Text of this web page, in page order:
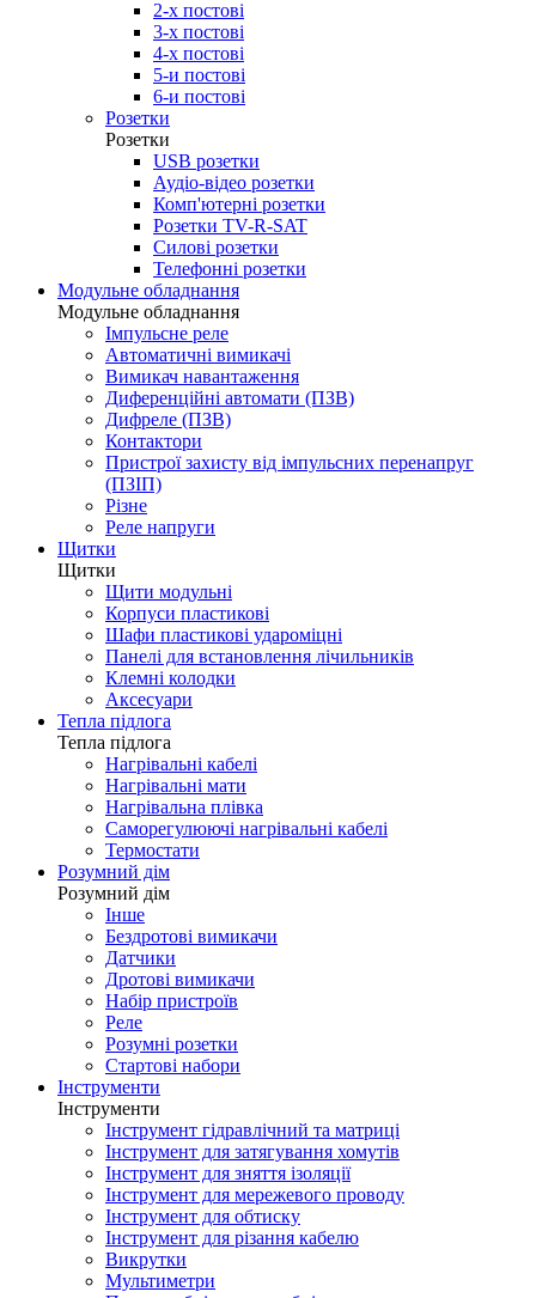
2-х постові
3-х постові
4-х постові
5-и постові
6-и постові
Розетки
Розетки
USB розетки
Аудіо-відео розетки
Комп'ютерні розетки
Розетки TV-R-SAT
Силові розетки
Телефонні розетки
Модульне обладнання
Модульне обладнання
Імпульсне реле
Автоматичні вимикачі
Вимикач навантаження
Диференційні автомати (ПЗВ)
Дифреле (ПЗВ)
Контактори
Пристрої захисту від імпульсних перенапруг
(ПЗІП)
Різне
Реле напруги
Щитки
Щитки
Щити модульні
Корпуси пластикові
Шафи пластикові удароміцні
Панелі для встановлення лічильників
Клемні колодки
Аксесуари
Тепла підлога
Тепла підлога
Нагрівальні кабелі
Нагрівальні мати
Нагрівальна плівка
Саморегулюючі нагрівальні кабелі
Термостати
Розумний дім
Розумний дім
Інше
Бездротові вимикачи
Датчики
Дротові вимикачи
Набір пристроїв
Реле
Розумні розетки
Стартові набори
Інструменти
Інструменти
Інструмент гідравлічний та матриці
Інструмент для затягування хомутів
Інструмент для зняття ізоляції
Інструмент для мережевого проводу
Інструмент для обтиску
Інструмент для різання кабелю
Викрутки
Мультиметри